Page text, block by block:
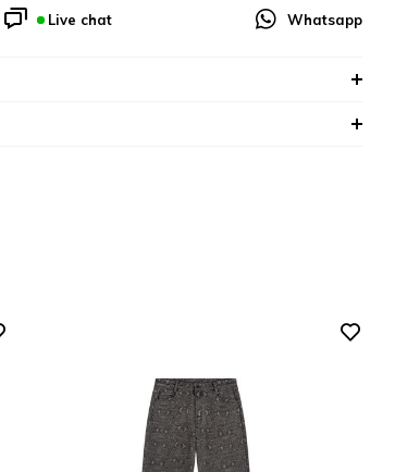
Live chat Whatsapp